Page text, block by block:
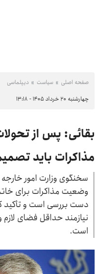
صفحه اصلی سیاست دیپلماسی
چهارشنبه ۲۰ خرداد ۱۴۰۵ - ۱۳:۱۸
بقائی: پس از
مذاکرات باید
سخنگوی وزارت امور خارجه
وضعیت مذاکرات برای
دست بررسی است و تأکید
نیازمند حداقل فضای
است.